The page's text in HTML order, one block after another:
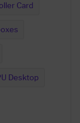
Card
Desktop